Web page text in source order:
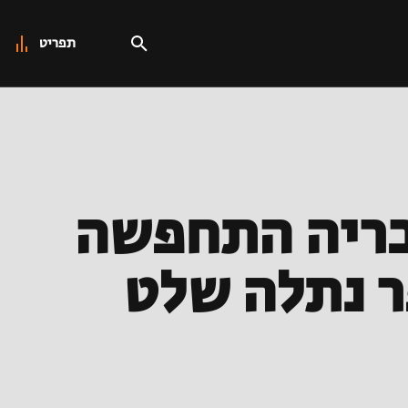
תפריט
התחפשה
נתלה שלט